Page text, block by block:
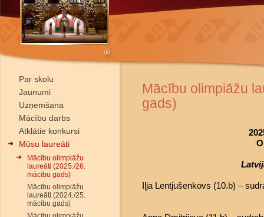
Par skolu
Jaunumi
Uzņemšana
Mācību darbs
Atklātie konkursi
Mūsu laureāti
Mācību olimpiāžu
laureāti (2025./26.
mācību gads)
Mācību olimpiāžu
laureāti (2024./25.
mācību gads)
Mācību olimpiāžu
gads)
Iļja Lentjušenkovs (10.b) –